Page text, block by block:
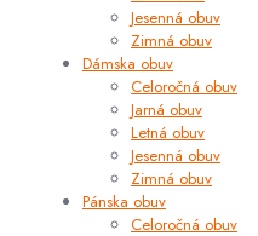
Jesenná obuv
Zimná obuv
Dámska obuv
Celoročná obuv
Jarná obuv
Letná obuv
Jesenná obuv
Zimná obuv
Pánska obuv
Celoročná obuv